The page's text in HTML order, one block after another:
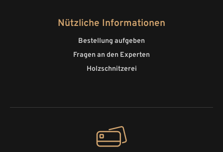
Nützliche Informationen
Bestellung aufgeben
Fragen an den Experten
Holzschnitzerei